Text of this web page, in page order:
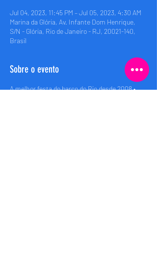
Jul 04, 2023, 11:45 PM – Jul 05, 2023, 4:30 AM
Marina da Glória, Av. Infante Dom Henrique,
S/N - Glória, Rio de Janeiro - RJ, 20021-140,
Brasil
Sobre o evento
A melhor festa do barco do Rio desde 2008 •